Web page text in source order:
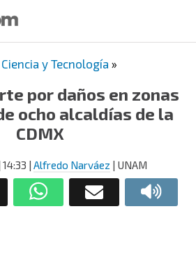
Ciencia y Tecnología »
por daños en zonas
ocho alcaldías de la
CDMX
14:33 | Alfredo Narváez | UNAM